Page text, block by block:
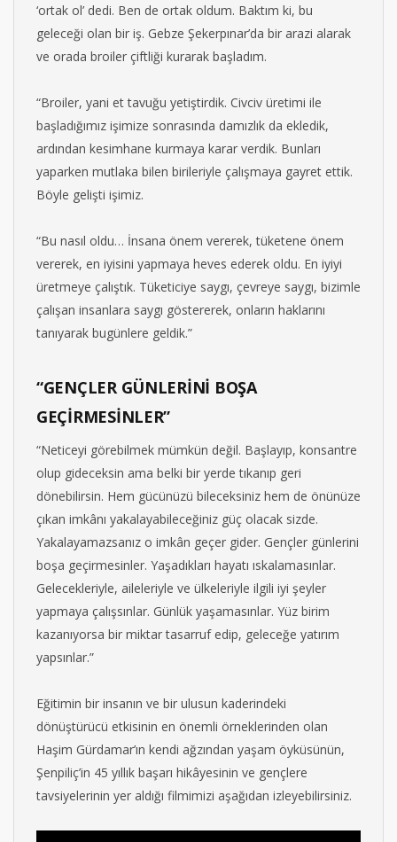
‘ortak ol’ dedi. Ben de ortak oldum. Baktım ki, bu
geleceği olan bir iş. Gebze Şekerpınar’da bir arazi alarak
ve orada broiler çiftliği kurarak başladım.
“Broiler, yani et tavuğu yetiştirdik. Civciv üretimi ile
başladığımız işimize sonrasında damızlık da ekledik,
ardından kesimhane kurmaya karar verdik. Bunları
yaparken mutlaka bilen birileriyle çalışmaya gayret ettik.
Böyle gelişti işimiz.
“Bu nasıl oldu… İnsana önem vererek, tüketene önem
vererek, en iyisini yapmaya heves ederek oldu. En iyiyi
üretmeye çalıştık. Tüketiciye saygı, çevreye saygı, bizimle
çalışan insanlara saygı göstererek, onların haklarını
tanıyarak bugünlere geldik.”
“GENÇLER GÜNLERİNİ BOŞA
GEÇİRMESİNLER”
“Neticeyi görebilmek mümkün değil. Başlayıp, konsantre
olup gideceksin ama belki bir yerde tıkanıp geri
dönebilirsin. Hem gücünüzü bileceksiniz hem de önünüze
çıkan imkânı yakalayabileceğiniz güç olacak sizde.
Yakalayamazsanız o imkân geçer gider. Gençler günlerini
boşa geçirmesinler. Yaşadıkları hayatı ıskalamasınlar.
Gelecekleriyle, aileleriyle ve ülkeleriyle ilgili iyi şeyler
yapmaya çalışsınlar. Günlük yaşamasınlar. Yüz birim
kazanıyorsa bir miktar tasarruf edip, geleceğe yatırım
yapsınlar.”
Eğitimin bir insanın ve bir ulusun kaderindeki
dönüştürücü etkisinin en önemli örneklerinden olan
Haşim Gürdamar’ın kendi ağzından yaşam öyküsünün,
Şenpiliç’in 45 yıllık başarı hikâyesinin ve gençlere
tavsiyelerinin yer aldığı filmimizi aşağıdan izleyebilirsiniz.